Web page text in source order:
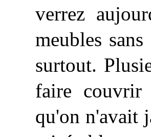
verrez
meubles
surtout.
faire couvrir
qu'on n'avait